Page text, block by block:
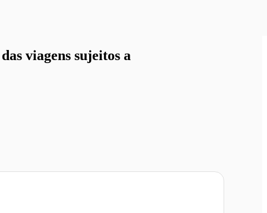
viagens sujeitos a